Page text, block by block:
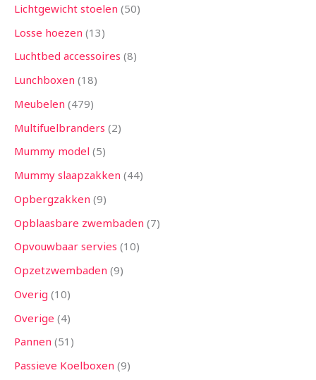
Lichtgewicht stoelen 50
Losse hoezen 13
Luchtbed accessoires 8
Lunchboxen 18
Meubelen 479
Multifuelbranders 2
Mummy model 5
Mummy slaapzakken 44
Opbergzakken 9
Opblaasbare zwembaden 7
Opvouwbaar servies 10
Opzetzwembaden 9
Overig 10
Overige 4
Pannen 51
Passieve Koelboxen 9